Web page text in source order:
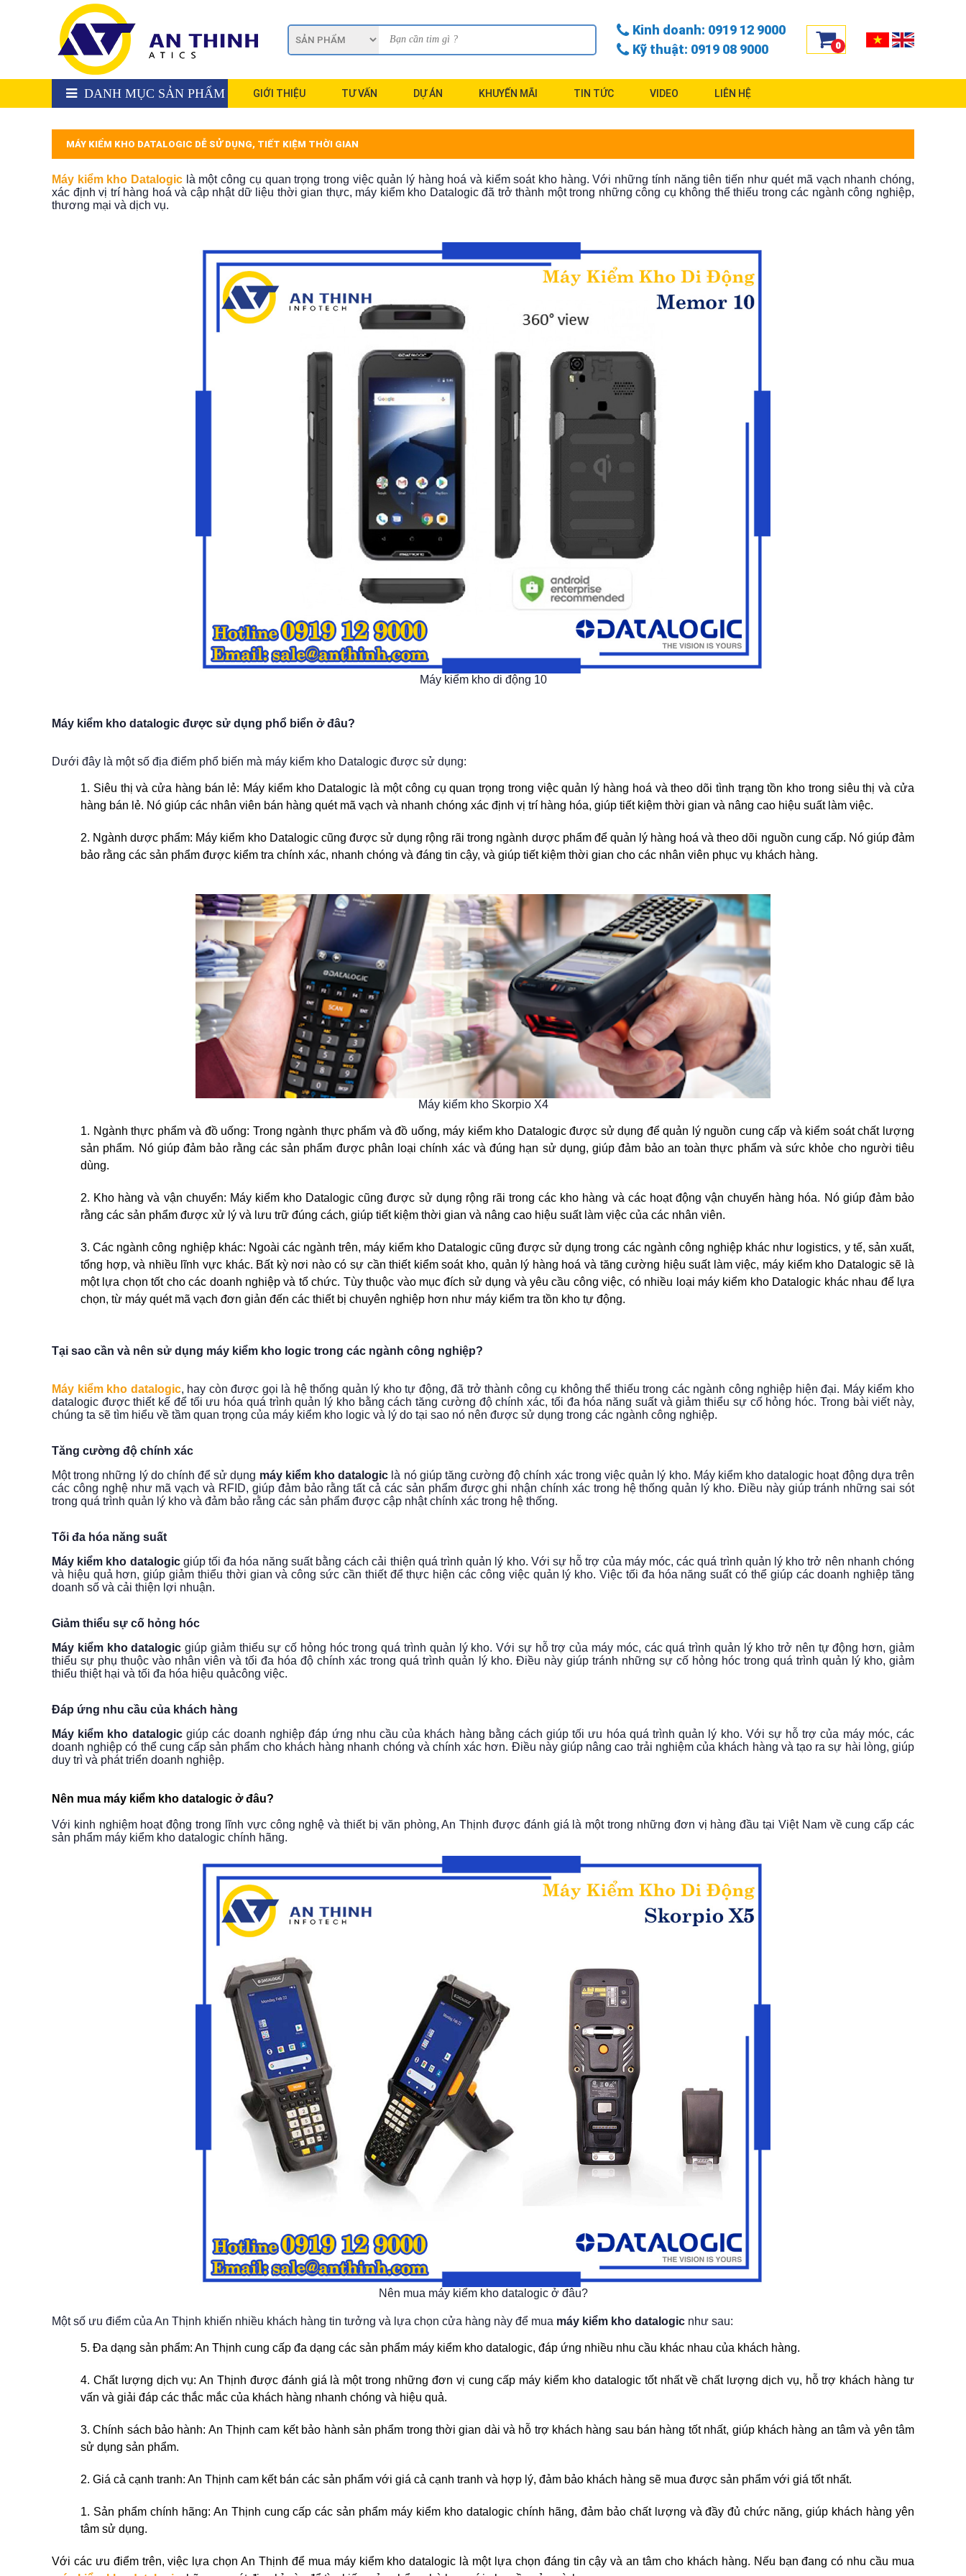
Kinh doanh: 0919 12 9000
Kỹ thuật: 0919 08 9000
0
DANH MỤC SẢN PHẨM GIỚI THIỆU TƯ VẤN DỰ ÁN KHUYẾN MÃI TIN TỨC VIDEO LIÊN HỆ
MÁY KIỂM KHO DATALOGIC DỄ SỬ DỤNG, TIẾT KIỆM THỜI GIAN
Máy kiểm kho Datalogic là một công cụ quan trọng trong việc quản lý hàng hoá và kiểm soát kho hàng. Với những tính năng tiên tiến như quét mã vạch nhanh chóng,
xác định vị trí hàng hoá và cập nhật dữ liệu thời gian thực, máy kiểm kho Datalogic đã trở thành một trong những công cụ không thể thiếu trong các ngành công nghiệp,
thương mại và dịch vụ.
Máy kiểm kho di động 10
Máy kiểm kho datalogic được sử dụng phổ biển ở đâu?
Dưới đây là một số địa điểm phổ biến mà máy kiểm kho Datalogic được sử dụng:
1. Siêu thị và cửa hàng bán lẻ: Máy kiểm kho Datalogic là một công cụ quan trọng trong việc quản lý hàng hoá và theo dõi tình trạng tồn kho trong siêu thị và cửa
hàng bán lẻ. Nó giúp các nhân viên bán hàng quét mã vạch và nhanh chóng xác định vị trí hàng hóa, giúp tiết kiệm thời gian và nâng cao hiệu suất làm việc.
2. Ngành dược phẩm: Máy kiểm kho Datalogic cũng được sử dụng rộng rãi trong ngành dược phẩm để quản lý hàng hoá và theo dõi nguồn cung cấp. Nó giúp đảm
bảo rằng các sản phẩm được kiểm tra chính xác, nhanh chóng và đáng tin cậy, và giúp tiết kiệm thời gian cho các nhân viên phục vụ khách hàng.
Máy kiểm kho Skorpio X4
1. Ngành thực phẩm và đồ uống: Trong ngành thực phẩm và đồ uống, máy kiểm kho Datalogic được sử dụng để quản lý nguồn cung cấp và kiểm soát chất lượng
sản phẩm. Nó giúp đảm bảo rằng các sản phẩm được phân loại chính xác và đúng hạn sử dụng, giúp đảm bảo an toàn thực phẩm và sức khỏe cho người tiêu
dùng.
2. Kho hàng và vận chuyển: Máy kiểm kho Datalogic cũng được sử dụng rộng rãi trong các kho hàng và các hoạt động vận chuyển hàng hóa. Nó giúp đảm bảo
rằng các sản phẩm được xử lý và lưu trữ đúng cách, giúp tiết kiệm thời gian và nâng cao hiệu suất làm việc của các nhân viên.
3. Các ngành công nghiệp khác: Ngoài các ngành trên, máy kiểm kho Datalogic cũng được sử dụng trong các ngành công nghiệp khác như logistics, y tế, sản xuất,
tổng hợp, và nhiều lĩnh vực khác. Bất kỳ nơi nào có sự cần thiết kiểm soát kho, quản lý hàng hoá và tăng cường hiệu suất làm việc, máy kiểm kho Datalogic sẽ là
một lựa chọn tốt cho các doanh nghiệp và tổ chức. Tùy thuộc vào mục đích sử dụng và yêu cầu công việc, có nhiều loại máy kiểm kho Datalogic khác nhau để lựa
chọn, từ máy quét mã vạch đơn giản đến các thiết bị chuyên nghiệp hơn như máy kiểm tra tồn kho tự động.
Tại sao cần và nên sử dụng máy kiểm kho logic trong các ngành công nghiệp?
Máy kiểm kho datalogic, hay còn được gọi là hệ thống quản lý kho tự động, đã trở thành công cụ không thể thiếu trong các ngành công nghiệp hiện đại. Máy kiểm kho
datalogic được thiết kế để tối ưu hóa quá trình quản lý kho bằng cách tăng cường độ chính xác, tối đa hóa năng suất và giảm thiểu sự cố hỏng hóc. Trong bài viết này,
chúng ta sẽ tìm hiểu về tầm quan trọng của máy kiểm kho logic và lý do tại sao nó nên được sử dụng trong các ngành công nghiệp.
Tăng cường độ chính xác
Một trong những lý do chính để sử dụng máy kiểm kho datalogic là nó giúp tăng cường độ chính xác trong việc quản lý kho. Máy kiểm kho datalogic hoạt động dựa trên
các công nghệ như mã vạch và RFID, giúp đảm bảo rằng tất cả các sản phẩm được ghi nhận chính xác trong hệ thống quản lý kho. Điều này giúp tránh những sai sót
trong quá trình quản lý kho và đảm bảo rằng các sản phẩm được cập nhật chính xác trong hệ thống.
Tối đa hóa năng suất
Máy kiểm kho datalogicgiúp tối đa hóa năng suất bằng cách cải thiện quá trình quản lý kho. Với sự hỗ trợ của máy móc, các quá trình quản lý kho trở nên nhanh chóng
và hiệu quả hơn, giúp giảm thiểu thời gian và công sức cần thiết để thực hiện các công việc quản lý kho. Việc tối đa hóa năng suất có thể giúp các doanh nghiệp tăng
doanh số và cải thiện lợi nhuận.
Giảm thiểu sự cố hỏng hóc
Máy kiểm kho datalogic giúp giảm thiểu sự cố hỏng hóc trong quá trình quản lý kho. Với sự hỗ trợ của máy móc, các quá trình quản lý kho trở nên tự động hơn, giảm
thiểu sự phụ thuộc vào nhân viên và tối đa hóa độ chính xác trong quá trình quản lý kho. Điều này giúp tránh những sự cố hỏng hóc trong quá trình quản lý kho, giảm
thiểu thiệt hại và tối đa hóa hiệu quảcông việc.
Đáp ứng nhu cầu của khách hàng
Máy kiểm kho datalogicgiúp các doanh nghiệp đáp ứng nhu cầu của khách hàng bằng cách giúp tối ưu hóa quá trình quản lý kho. Với sự hỗ trợ của máy móc, các
doanh nghiệp có thể cung cấp sản phẩm cho khách hàng nhanh chóng và chính xác hơn. Điều này giúp nâng cao trải nghiệm của khách hàng và tạo ra sự hài lòng, giúp
duy trì và phát triển doanh nghiệp.
Nên mua máy kiểm kho datalogic ở đâu?
Với kinh nghiệm hoạt động trong lĩnh vực công nghệ và thiết bị văn phòng, An Thịnh được đánh giá là một trong những đơn vị hàng đầu tại Việt Nam về cung cấp các
sản phẩm máy kiểm kho datalogic chính hãng.
Nên mua máy kiểm kho datalogic ở đâu?
Một số ưu điểm của An Thịnh khiến nhiều khách hàng tin tưởng và lựa chọn cửa hàng này để mua máy kiểm kho datalogic như sau:
5. Đa dạng sản phẩm: An Thịnh cung cấp đa dạng các sản phẩm máy kiểm kho datalogic, đáp ứng nhiều nhu cầu khác nhau của khách hàng.
4. Chất lượng dịch vụ: An Thịnh được đánh giá là một trong những đơn vị cung cấp máy kiểm kho datalogic tốt nhất về chất lượng dịch vụ, hỗ trợ khách hàng tư
vấn và giải đáp các thắc mắc của khách hàng nhanh chóng và hiệu quả.
3. Chính sách bảo hành: An Thịnh cam kết bảo hành sản phẩm trong thời gian dài và hỗ trợ khách hàng sau bán hàng tốt nhất, giúp khách hàng an tâm và yên tâm
sử dụng sản phẩm.
2. Giá cả cạnh tranh: An Thịnh cam kết bán các sản phẩm với giá cả cạnh tranh và hợp lý, đảm bảo khách hàng sẽ mua được sản phẩm với giá tốt nhất.
1. Sản phẩm chính hãng: An Thịnh cung cấp các sản phẩm máy kiểm kho datalogic chính hãng, đảm bảo chất lượng và đầy đủ chức năng, giúp khách hàng yên
tâm sử dụng.
Với các ưu điểm trên, việc lựa chọn An Thịnh để mua máy kiểm kho datalogic là một lựa chọn đáng tin cậy và an tâm cho khách hàng. Nếu bạn đang có nhu cầu mua